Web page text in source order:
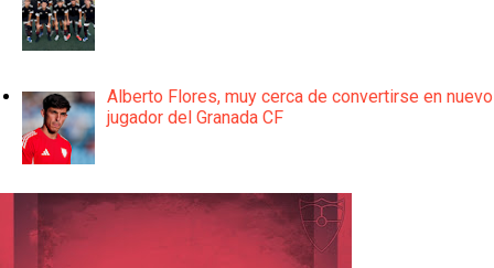
Alberto Flores, muy cerca de convertirse en nuevo
jugador del Granada CF